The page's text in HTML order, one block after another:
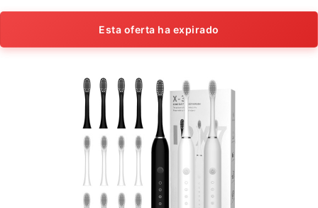
Esta oferta ha expirado